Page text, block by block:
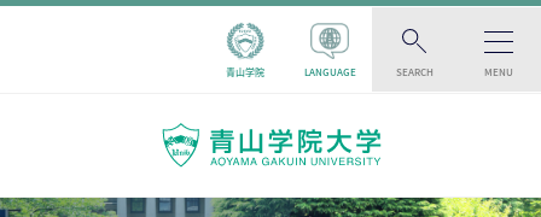
青山学院 LANGUAGE SEARCH MENU